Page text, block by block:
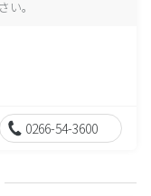
。
0266-54-3600